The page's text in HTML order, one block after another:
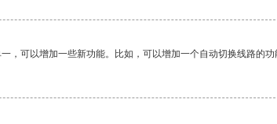
，可以增加一些新功能。比如，可以增加一个自动切换线路的